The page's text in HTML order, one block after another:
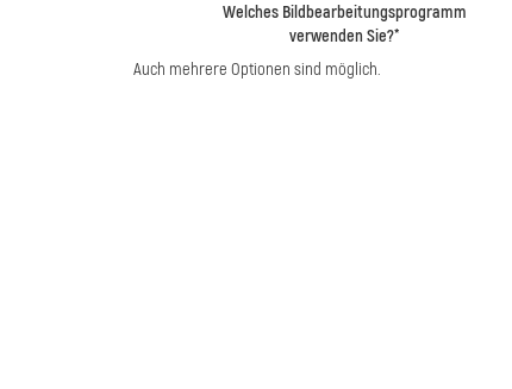
Welches Bildbearbeitungsprogramm
verwenden Sie?*
Auch mehrere Optionen sind möglich.